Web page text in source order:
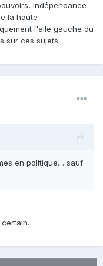
indépendance
la haute
l'aile gauche du
sur ces sujets.
en politique… sauf